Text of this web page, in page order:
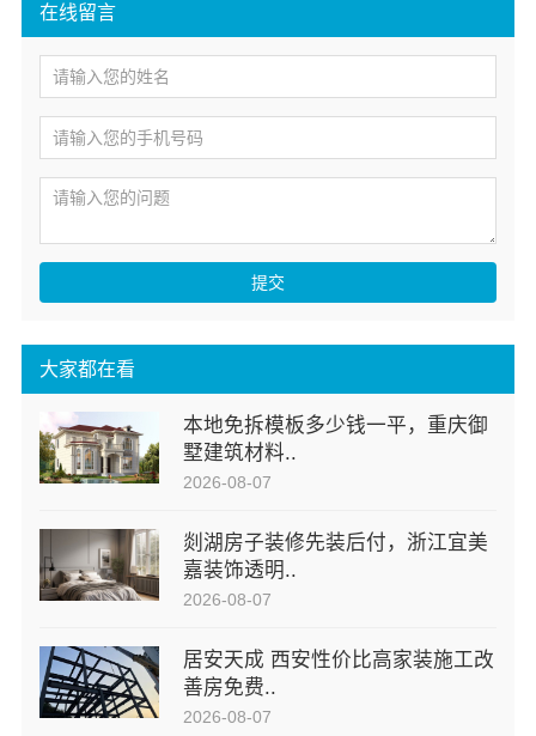
大家都在看
本地免拆模板多少钱一平，重庆御
墅建筑材料..
2026-08-07
剡湖房子装修先装后付，浙江宜美
嘉装饰透明..
2026-08-07
居安天成 西安性价比高家装施工改
善房免费..
2026-08-07
在线留言
提交